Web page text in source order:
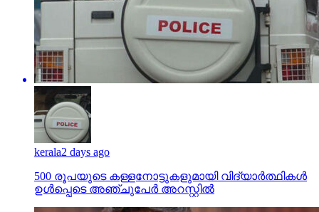
kerala2 days ago
500 രൂപയുടെ കള്ളനോട്ടുകളുമായി വിദ്യാര്‍ത്ഥികള്‍
ഉള്‍പ്പെടെ അഞ്ചുപേര്‍ അറസ്റ്റില്‍